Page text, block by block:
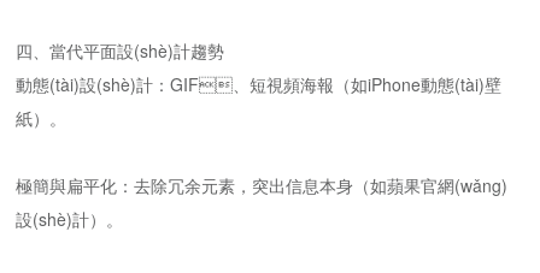
四、當代平面設(shè)計趨勢
動態(tài)設(shè)計：GIF、短視頻海報（如iPhone動態(tài)壁
紙）。
極簡與扁平化：去除冗余元素，突出信息本身（如蘋果官網(wǎng)
設(shè)計）。